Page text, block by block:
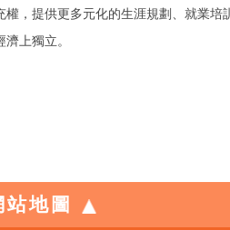
權，提供更多元化的生涯規劃、就業培
上獨立。
站地圖